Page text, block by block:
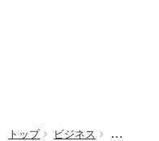
トップ ビジネス 3月単月